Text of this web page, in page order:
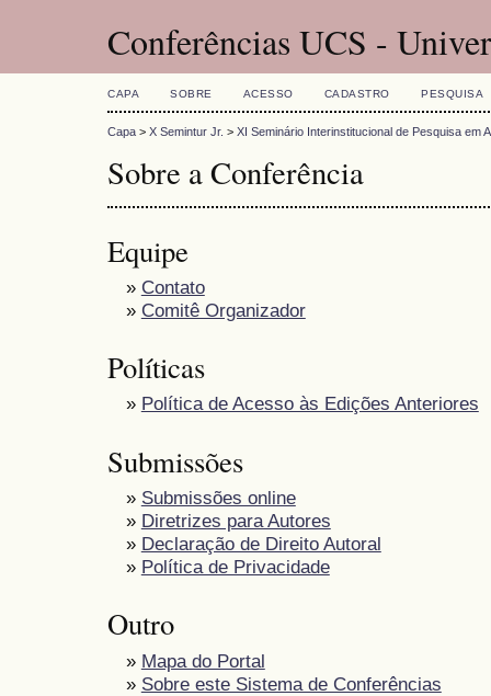
Conferências UCS -
CAPA SOBRE ACESSO CADASTRO PESQUISA
Capa > X Semintur Jr. > XI Seminário Interinstitucional de Pesquisa em
Sobre a Conferência
Equipe
» Contato
» Comitê Organizador
Políticas
» Política de Acesso às Edições Anteriores
Submissões
» Submissões online
» Diretrizes para Autores
» Declaração de Direito Autoral
» Política de Privacidade
Outro
» Mapa do Portal
» Sobre este Sistema de Conferências